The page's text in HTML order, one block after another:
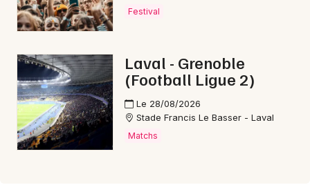
53 - Mayenne
Mon email
Je m'abonne
Festival
Laval - Grenoble
(Football Ligue 2)
Le 28/08/2026
Stade Francis Le Basser - Laval
Matchs